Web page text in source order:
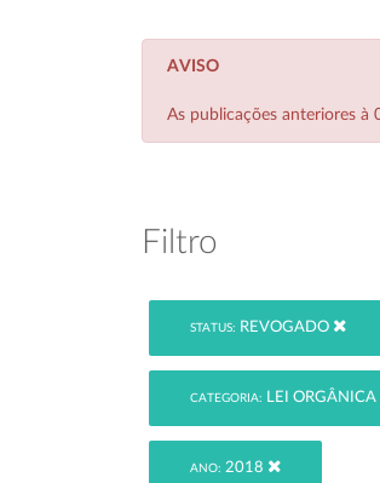
AVISO
As publicações anteriores
Filtro
STATUS: REVOGADO
CATEGORIA: LEI ORGÂNICA
ANO: 2018